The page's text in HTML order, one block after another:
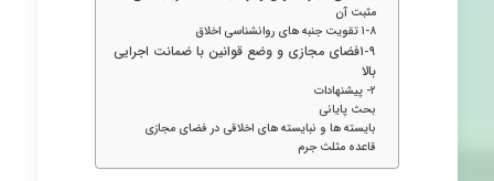
مثبت آن
۱-۸ تقویت جنبه های روانشناسی اخلاق
۱-۹فضای مجازی و وضع قوانین با ضمانت اجرایی
بالا
۲- پیشنهادات
بحث پایانی
بایسته ها و نبایسته های اخلاقی در فضای مجازی
قاعده مثلث جرم